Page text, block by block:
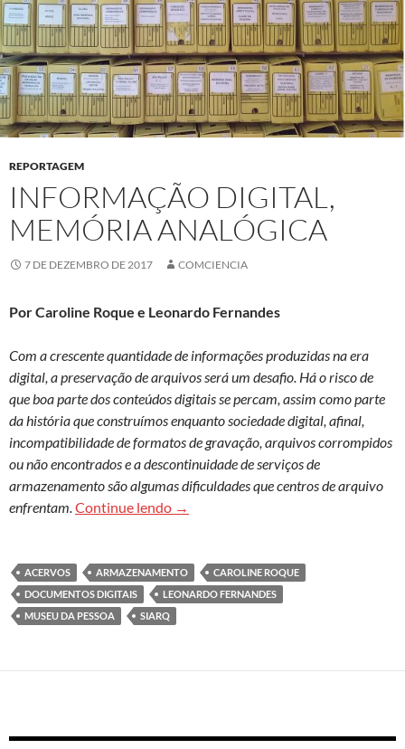
REPORTAGEM
INFORMAÇÃO DIGITAL,
MEMÓRIA ANALÓGICA
7 DE DEZEMBRO DE 2017 COMCIENCIA
Por Caroline Roque e Leonardo Fernandes
Com a crescente quantidade de informações produzidas na era
digital, a preservação de arquivos será um desafio. Há o risco de
que boa parte dos conteúdos digitais se percam, assim como parte
da história que construímos enquanto sociedade digital, afinal,
incompatibilidade de formatos de gravação, arquivos corrompidos
ou não encontrados e a descontinuidade de serviços de
armazenamento são algumas dificuldades que centros de arquivo
enfrentam.Continue lendo Informação digital, memória
→
ACERVOS ARMAZENAMENTO
CAROLINE ROQUE
DOCUMENTOS DIGITAIS
LEONARDO FERNANDES
MUSEU DA PESSOA
SIARQ